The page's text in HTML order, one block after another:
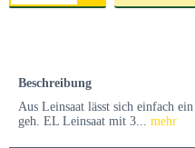
Beschreibung
Aus Leinsaat lässt sich einfach
geh. EL Leinsaat mit 3... mehr